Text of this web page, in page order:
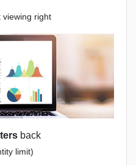
viewing right
back
limit)